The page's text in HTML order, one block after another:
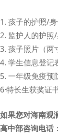
1. 孩子的护照/
2. 监护人的护照
3. 孩子照片（两
4. 学生信息登记
5. 一年级免疫预
6·特长生获奖证
如果您对海南观
高中部咨询电话